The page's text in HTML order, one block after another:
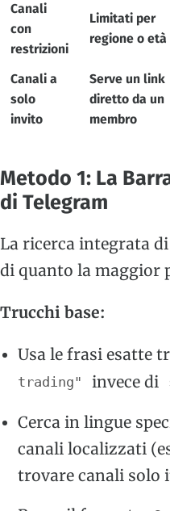
Canali
con
restrizioni
Limitati per
regione o età
Canali a
solo
invito
Serve un link
diretto da un
membro
Metodo 1: La
di Telegram
La ricerca integrata
di quanto la maggior
Trucchi base:
Usa le frasi esatte
trading"
invece di
Cerca in lingue
canali localizzati
trovare canali solo